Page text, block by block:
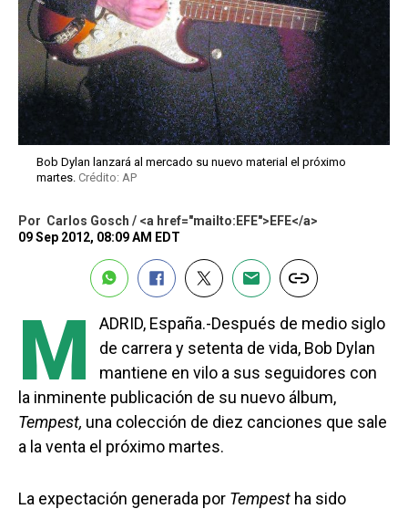
Bob Dylan lanzará al mercado su nuevo material el próximo
martes. Crédito: AP
Por Carlos Gosch / <a href="mailto:EFE">EFE</a>
09 Sep 2012, 08:09 AM EDT
M
ADRID, España.-Después de medio siglo
de carrera y setenta de vida, Bob Dylan
mantiene en vilo a sus seguidores con
la inminente publicación de su nuevo álbum,
Tempest, una colección de diez canciones que sale
a la venta el próximo martes.
La expectación generada por Tempest ha sido